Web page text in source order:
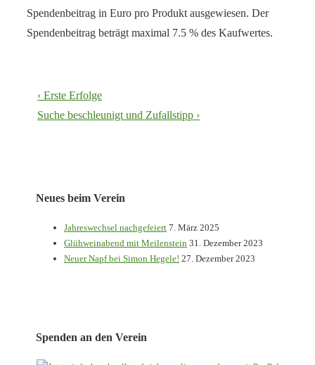
Spendenbeitrag in Euro pro Produkt ausgewiesen. Der
Spendenbeitrag beträgt maximal 7.5 % des Kaufwertes.
Beitragsnavigation
Vorheriger
Beitrag
‹ Erste Erfolge
Nächster
Suche beschleunigt und Zufallstipp ›
Neues beim Verein
Jahreswechsel nachgefeiert 7. März 2025
Glühweinabend mit Meilenstein 31. Dezember 2023
Neuer Napf bei Simon Hegele! 27. Dezember 2023
Spenden an den Verein